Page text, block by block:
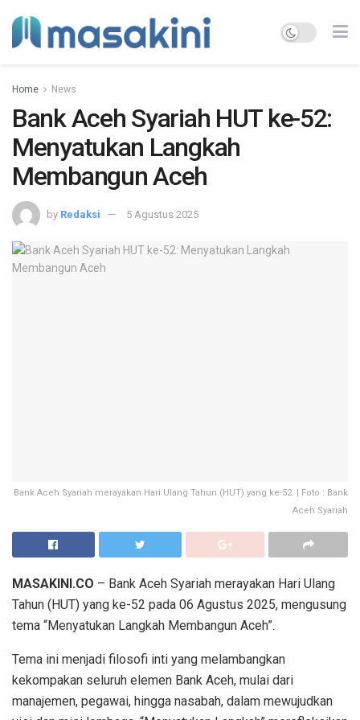
Home News
Bank Aceh Syariah HUT ke-52:
Menyatukan Langkah
Membangun Aceh
by Redaksi 5 Agustus 2025
Bank Aceh Syariah merayakan Hari Ulang Tahun (HUT) yang ke-52. | Foto : Bank
Aceh Syariah
MASAKINI.CO – Bank Aceh Syariah merayakan Hari Ulang
Tahun (HUT) yang ke-52 pada 06 Agustus 2025, mengusung
tema “Menyatukan Langkah Membangun Aceh”.
Tema ini menjadi filosofi inti yang melambangkan
kekompakan seluruh elemen Bank Aceh, mulai dari
manajemen, pegawai, hingga nasabah, dalam mewujudkan